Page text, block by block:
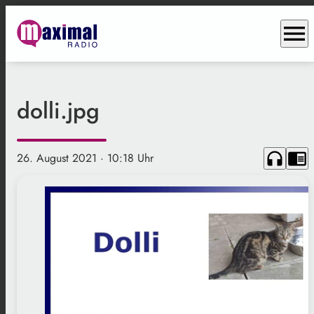
menu
dolli.jpg
26. August 2021 · 10:18 Uhr headphones chrome_reader_mode